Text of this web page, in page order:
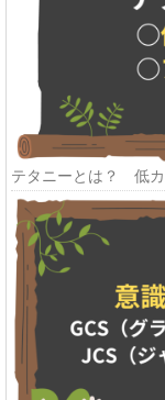
テタニーとは？ 低カ